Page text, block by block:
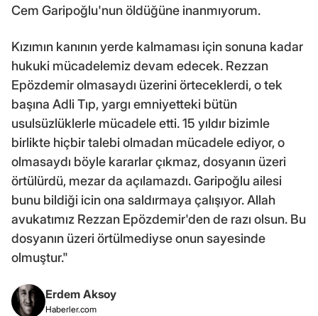
Cem Garipoğlu'nun öldüğüne inanmıyorum.
Kızımın kanının yerde kalmaması için sonuna kadar
hukuki mücadelemiz devam edecek. Rezzan
Epözdemir olmasaydı üzerini örteceklerdi, o tek
başına Adli Tıp, yargı emniyetteki bütün
usulsüzlüklerle mücadele etti. 15 yıldır bizimle
birlikte hiçbir talebi olmadan mücadele ediyor, o
olmasaydı böyle kararlar çıkmaz, dosyanın üzeri
örtülürdü, mezar da açılamazdı. Garipoğlu ailesi
bunu bildiği icin ona saldırmaya çalışıyor. Allah
avukatımız Rezzan Epözdemir'den de razı olsun. Bu
dosyanın üzeri örtülmediyse onun sayesinde
olmuştur."
Erdem Aksoy
Haberler.com